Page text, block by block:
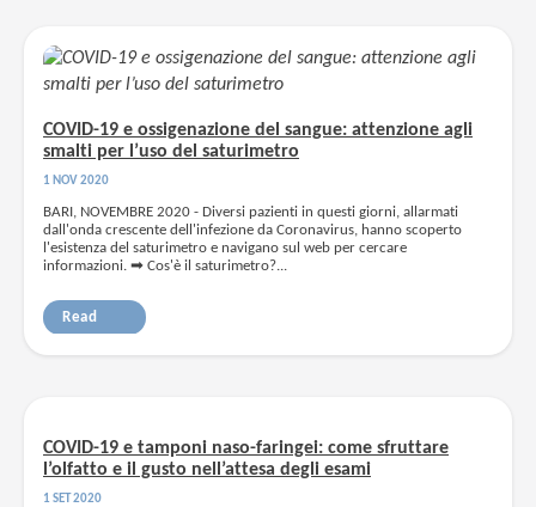
COVID-19 e ossigenazione del sangue: attenzione agli
smalti per l’uso del saturimetro
1 NOV 2020
BARI, NOVEMBRE 2020 - Diversi pazienti in questi giorni, allarmati
dall'onda crescente dell'infezione da Coronavirus, hanno scoperto
l'esistenza del saturimetro e navigano sul web per cercare
informazioni. ➡ Cos'è il saturimetro?...
Read
COVID-19 e tamponi naso-faringei: come sfruttare
l’olfatto e il gusto nell’attesa degli esami
1 SET 2020